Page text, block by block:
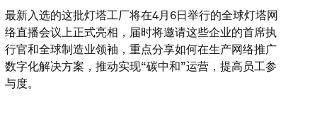
最新入选的这批灯塔工厂将在4月6日举行的全球灯塔网
络直播会议上正式亮相，届时将邀请这些企业的首席执
行官和全球制造业领袖，重点分享如何在生产网络推广
数字化解决方案，推动实现“碳中和”运营，提高员工参
与度。